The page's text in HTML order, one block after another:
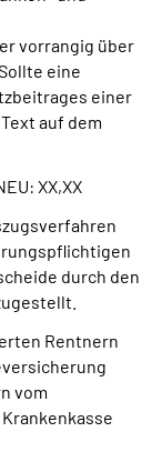
vorrangig über
eine
einer
auf dem
XX,XX
durch den
Rentnern
vom